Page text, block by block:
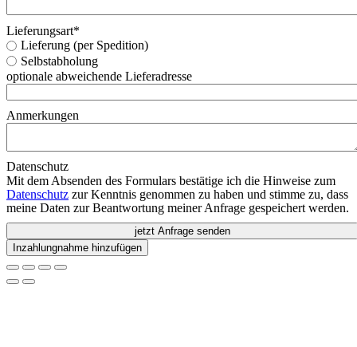
Lieferungsart*
Lieferung (per Spedition)
Selbstabholung
optionale abweichende Lieferadresse
Anmerkungen
Datenschutz
Mit dem Absenden des Formulars bestätige ich die Hinweise zum
Datenschutz zur Kenntnis genommen zu haben und stimme zu, dass
meine Daten zur Beantwortung meiner Anfrage gespeichert werden.
jetzt Anfrage senden
Inzahlungnahme hinzufügen